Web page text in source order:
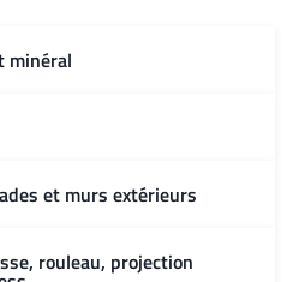
minéral
et murs extérieurs
rouleau, projection